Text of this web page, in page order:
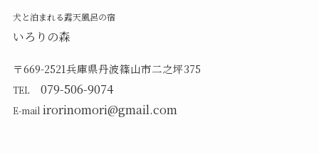
犬と泊まれる露天風呂の宿
いろりの森
〒669-2521兵庫県丹波篠山市二之坪375
TEL079-506-9074
E-mailirorinomori@gmail.com